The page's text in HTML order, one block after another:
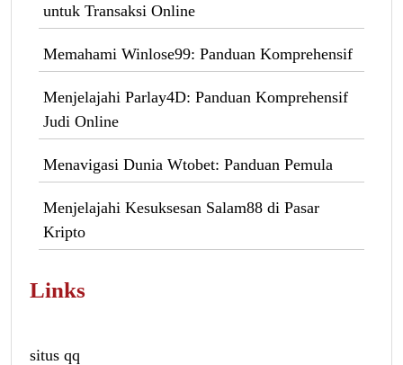
untuk Transaksi Online
Memahami Winlose99: Panduan Komprehensif
Menjelajahi Parlay4D: Panduan Komprehensif
Judi Online
Menavigasi Dunia Wtobet: Panduan Pemula
Menjelajahi Kesuksesan Salam88 di Pasar
Kripto
Links
situs qq